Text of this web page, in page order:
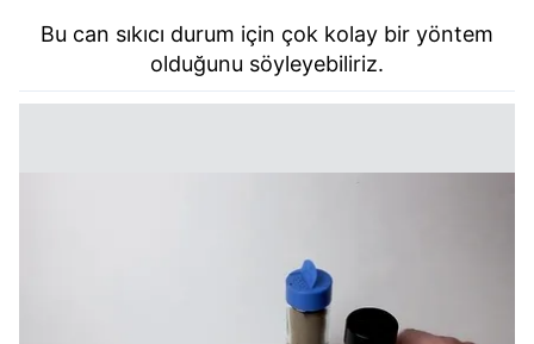
Bu can sıkıcı durum için çok kolay bir yöntem
olduğunu söyleyebiliriz.